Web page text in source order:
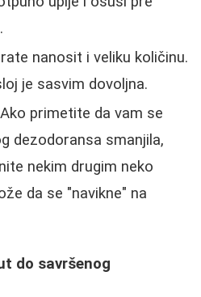
nanosit i veliku količinu.
je sasvim dovoljna.
Ako primetite da vam se
dezodoransa smanjila,
nekim drugim neko
da se "navikne" na
do savršenog